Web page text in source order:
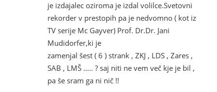
je izdajalec oziroma je izdal volilce.Svetovni
rekorder v prestopih pa je nedvomno ( kot iz
TV serije Mc Gayver) Prof. Dr.Dr. Jani
Mudidorfer,ki je
zamenjal šest ( 6 ) strank , ZKJ , LDS , Zares ,
SAB , LMŠ ….. ? saj niti ne vem več kje je bil ,
pa še sram ga ni nič !!